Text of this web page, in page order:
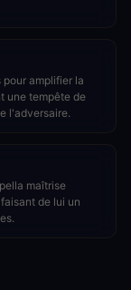
amplifier la
une tempête de
l'adversaire.
maîtrise
de lui un